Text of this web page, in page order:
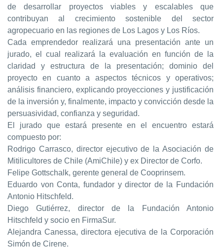
de desarrollar proyectos viables y escalables que
contribuyan al crecimiento sostenible del sector
agropecuario en las regiones de Los Lagos y Los Ríos.
Cada emprendedor realizará una presentación ante un
jurado, el cual realizará la evaluación en función de la
claridad y estructura de la presentación; dominio del
proyecto en cuanto a aspectos técnicos y operativos;
análisis financiero, explicando proyecciones y justificación
de la inversión y, finalmente, impacto y convicción desde la
persuasividad, confianza y seguridad.
El jurado que estará presente en el encuentro estará
compuesto por:
Rodrigo Carrasco, director ejecutivo de la Asociación de
Mitilicultores de Chile (AmiChile) y ex Director de Corfo.
Felipe Gottschalk, gerente general de Cooprinsem.
Eduardo von Conta, fundador y director de la Fundación
Antonio Hitschfeld.
Diego Gutiérrez, director de la Fundación Antonio
Hitschfeld y socio en FirmaSur.
Alejandra Canessa, directora ejecutiva de la Corporación
Simón de Cirene.